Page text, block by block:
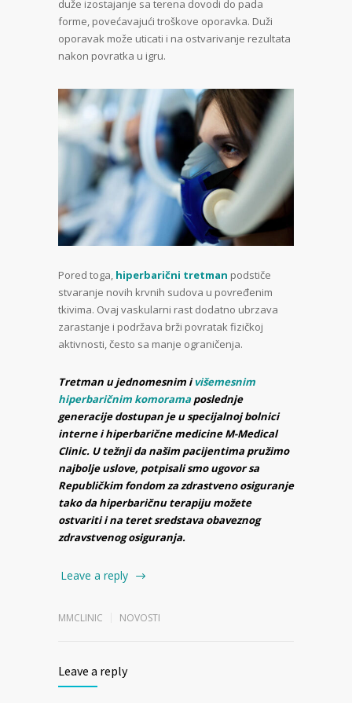
duže izostajanje sa terena dovodi do pada
forme, povećavajući troškove oporavka. Duži
oporavak može uticati i na ostvarivanje rezultata
nakon povratka u igru.
Pored toga, hiperbarični tretman podstiče
stvaranje novih krvnih sudova u povređenim
tkivima. Ovaj vaskularni rast dodatno ubrzava
zarastanje i podržava brži povratak fizičkoj
aktivnosti, često sa manje ograničenja.
Tretman u jednomesnim ivišemesnim
hiperbaričnim komoramaposlednje
generacije dostupan je u specijalnoj bolnici
interne i hiperbarične medicine M-Medical
Clinic. U težnji da našim pacijentima pružimo
najbolje uslove, potpisali smo ugovor sa
Republičkim fondom za zdrastveno osiguranje
tako da hiperbaričnu terapiju možete
ostvariti i na teret sredstava obaveznog
zdravstvenog osiguranja.
Leave a reply
MMCLINIC NOVOSTI
Leave a reply